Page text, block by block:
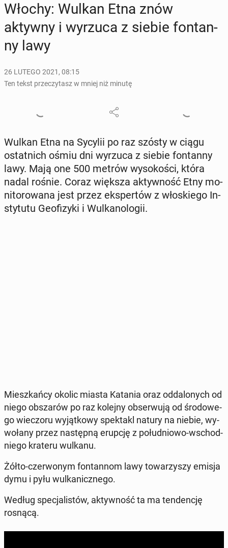
Włochy: Wulkan Etna znów
aktywny i wyrzuca z siebie fon­tan­
ny lawy
26 LUTEGO 2021, 08:15
Ten tekst przeczytasz w mniej niż minutę
Wulkan Etna na Sycylii po raz szósty w ciągu
ostat­nich ośmiu dni wyrzuca z siebie fon­tan­ny
lawy. Mają one 500 metrów wy­so­ko­ści, która
nadal rośnie. Coraz większa ak­tyw­ność Etny mo­
ni­to­ro­wa­na jest przez eks­per­tów z wło­skie­go In­
sty­tu­tu Geo­fi­zy­ki i Wul­ka­no­lo­gii.
Miesz­kań­cy okolic miasta Katania oraz od­da­lo­nych od
niego ob­sza­rów po raz kolejny ob­ser­wu­ją od śro­do­we­
go wie­czo­ru wy­jąt­ko­wy spek­takl natury na niebie, wy­
wo­ła­ny przez na­stęp­ną erupcję z po­łu­dnio­wo-wschod­
nie­go krateru wulkanu.
Żółto-czer­wo­nym fon­tan­nom lawy to­wa­rzy­szy emisja
dymu i pyłu wul­ka­nicz­ne­go.
Według spe­cja­li­stów, ak­tyw­ność ta ma ten­den­cję
rosnącą.